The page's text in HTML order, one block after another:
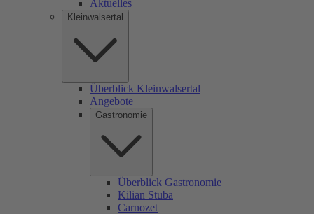
Aktuelles
Kleinwalsertal
Überblick Kleinwalsertal
Angebote
Gastronomie
Überblick Gastronomie
Kilian Stuba
Carnozet